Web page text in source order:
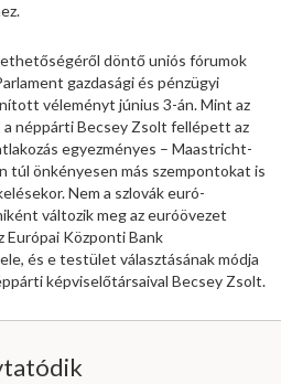
döntő uniós fórumok
gazdasági és pénzügyi
véleményt június 3-án. Mint az
a néppárti Becsey Zsolt fellépett az
egyezményes – Maastricht-
önkényesen más szempontokat is
Nem a szlovák euró-
változik meg az euróövezet
Európai Központi Bank
és e testület választásának módja
képviselőtársaival Becsey Zsolt.